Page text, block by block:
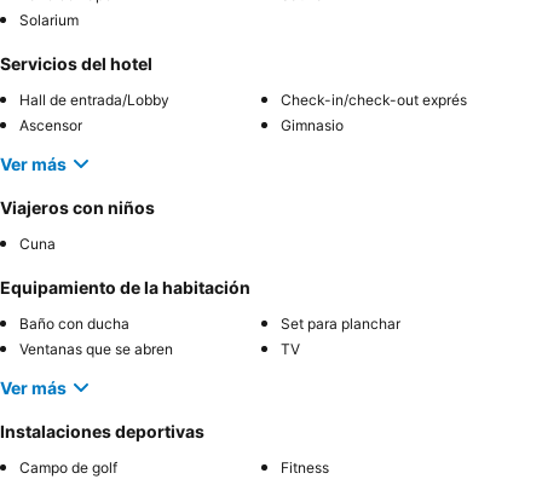
Solarium
Servicios del hotel
Hall de entrada/Lobby
Check-in/check-out exprés
Ascensor
Gimnasio
Ver más
Viajeros con niños
Cuna
Equipamiento de la habitación
Baño con ducha
Set para planchar
Ventanas que se abren
TV
Ver más
Instalaciones deportivas
Campo de golf Fitness